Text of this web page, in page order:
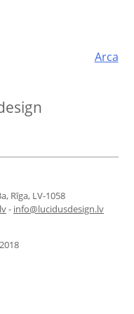
Arca
Rīga, LV-1058
- info@lucidusdesign.lv